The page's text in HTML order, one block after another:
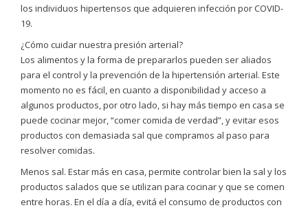
los individuos hipertensos que adquieren infección por COVID-
19.
¿Cómo cuidar nuestra presión arterial?
Los alimentos y la forma de prepararlos pueden ser aliados
para el control y la prevención de la hipertensión arterial. Este
momento no es fácil, en cuanto a disponibilidad y acceso a
algunos productos, por otro lado, si hay más tiempo en casa se
puede cocinar mejor, “comer comida de verdad”, y evitar esos
productos con demasiada sal que compramos al paso para
resolver comidas.
Menos sal. Estar más en casa, permite controlar bien la sal y los
productos salados que se utilizan para cocinar y que se comen
entre horas. En el día a día, evitá el consumo de productos con